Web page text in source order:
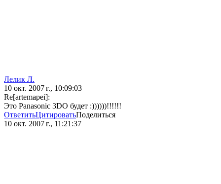
Лелик Л.
10 окт. 2007 г., 10:09:03
Re[artemapei]:
Это Panasonic 3DO будет :))))))!!!!!!
ОтветитьЦитироватьПоделиться
10 окт. 2007 г., 11:21:37